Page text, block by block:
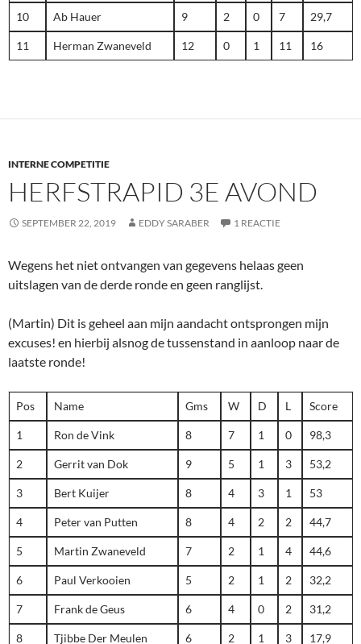
10 Ab Hauer 9 2 0 7 29,7
11 Herman Zwaneveld 12 0 1 11 16
INTERNE COMPETITIE
HERFSTRAPID 3E AVOND
SEPTEMBER 22, 2019 EDDY SARABER 1 REACTIE
Wegens het niet ontvangen van gegevens helaas geen
uitslagen van de derde ronde en geen ranglijst.
(Martin) Dit is geheel aan mijn aandacht ontsprongen mijn
excuses! en hierbij alsnog de tussenstand in aanloop naar de
laatste ronde!
Pos Name Gms W D L Score
1 Ron de Vink 8 7 1 0 98,3
2 Gerrit van Dok 9 5 1 3 53,2
3 Bert Kuijer 8 4 3 1 53
4 Peter van Putten 8 4 2 2 44,7
5 Martin Zwaneveld 7 2 1 4 44,6
6 Paul Verkooien 5 2 1 2 32,2
7 Frank de Geus 6 4 0 2 31,2
8 Tjibbe Der Meulen 6 2 1 3 17,9